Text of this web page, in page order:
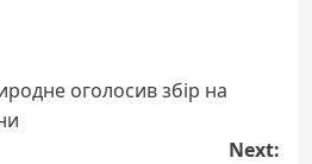
оголосив збір на
Next: